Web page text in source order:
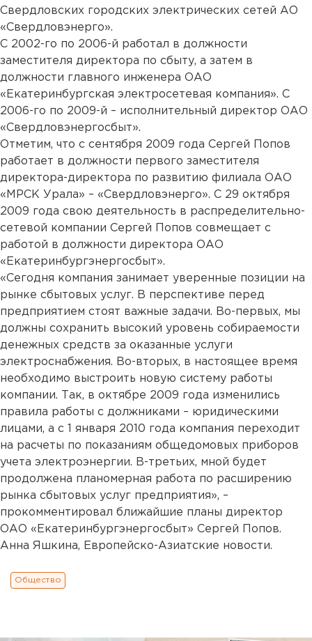
Свердловских городских электрических сетей АО
«Свердловэнерго».
С 2002-го по 2006-й работал в должности
заместителя директора по сбыту, а затем в
должности главного инженера ОАО
«Екатеринбургская электросетевая компания». С
2006-го по 2009-й – исполнительный директор ОАО
«Свердловэнергосбыт».
Отметим, что с сентября 2009 года Сергей Попов
работает в должности первого заместителя
директора-директора по развитию филиала ОАО
«МРСК Урала» – «Свердловэнерго». С 29 октября
2009 года свою деятельность в распределительно-
сетевой компании Сергей Попов совмещает с
работой в должности директора ОАО
«Екатеринбургэнергосбыт».
«Сегодня компания занимает уверенные позиции на
рынке сбытовых услуг. В перспективе перед
предприятием стоят важные задачи. Во-первых, мы
должны сохранить высокий уровень собираемости
денежных средств за оказанные услуги
электроснабжения. Во-вторых, в настоящее время
необходимо выстроить новую систему работы
компании. Так, в октябре 2009 года изменились
правила работы с должниками – юридическими
лицами, а с 1 января 2010 года компания переходит
на расчеты по показаниям общедомовых приборов
учета электроэнергии. В-третьих, мной будет
продолжена планомерная работа по расширению
рынка сбытовых услуг предприятия», –
прокомментировал ближайшие планы директор
ОАО «Екатеринбургэнергосбыт» Сергей Попов.
Анна Яшкина, Европейско-Азиатские новости.
Общество